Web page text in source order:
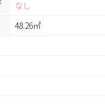
なし
48.26㎡